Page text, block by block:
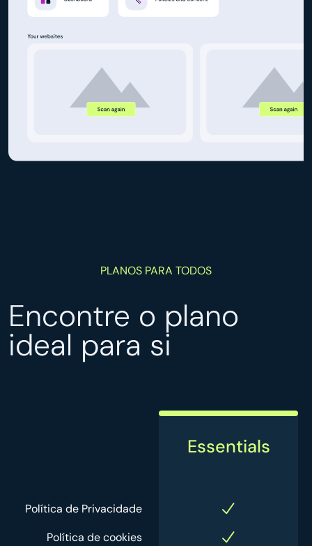
PLANOS PARA TODOS
Encontre o plano
ideal para si
Essentials
Política de Privacidade
Política de cookies